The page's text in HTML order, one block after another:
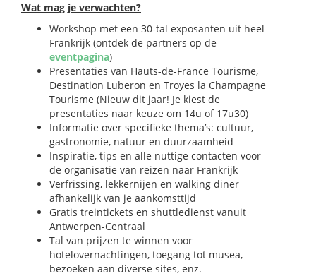
Wat mag je verwachten?
Workshop met een 30-tal exposanten uit heel
Frankrijk (ontdek de partners op de
eventpagina)
Presentaties van Hauts-de-France Tourisme,
Destination Luberon en Troyes la Champagne
Tourisme (Nieuw dit jaar! Je kiest de
presentaties naar keuze om 14u of 17u30)
Informatie over specifieke thema’s: cultuur,
gastronomie, natuur en duurzaamheid
Inspiratie, tips en alle nuttige contacten voor
de organisatie van reizen naar Frankrijk
Verfrissing, lekkernijen en walking diner
afhankelijk van je aankomsttijd
Gratis treintickets en shuttledienst vanuit
Antwerpen-Centraal
Tal van prijzen te winnen voor
hotelovernachtingen, toegang tot musea,
bezoeken aan diverse sites, enz.